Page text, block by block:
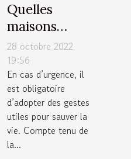
Quelles
maisons
médicales de
garde
contacter à
Toulouse ?
28 octobre 2022
19:56
En cas d’urgence, il
est obligatoire
d’adopter des gestes
utiles pour sauver la
vie. Compte tenu de
la...